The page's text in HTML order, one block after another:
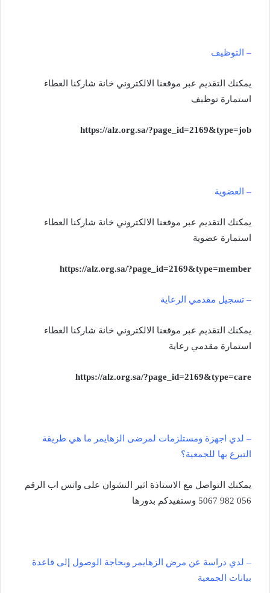
– التوظيف
‏يمكنك التقديم عبر موقعنا الالكتروني خانة شاركنا العطاء
استمارة توظيف
https://alz.org.sa/?page_id=2169&type=job
– العضوية
‏يمكنك التقديم عبر موقعنا الالكتروني خانة شاركنا العطاء
استمارة عضوية
https://alz.org.sa/?page_id=2169&type=member
– تسجيل مقدمي الرعاية
‏يمكنك التقديم عبر موقعنا الالكتروني خانة شاركنا العطاء
استمارة مقدمي رعاية
https://alz.org.sa/?page_id=2169&type=care
– لدي اجهزة ومستلزمات لمرضى الزهايمر ما هي طريقة
التبرع بها للجمعية؟
يمكنك التواصل مع الاستاذة اثير النشوان على واتس اب الرقم
056 982 5067 وستفيدكم بدورها
– لدي دراسة عن مرض الزهايمر وبحاجة الوصول إلى قاعدة
بيانات الجمعية